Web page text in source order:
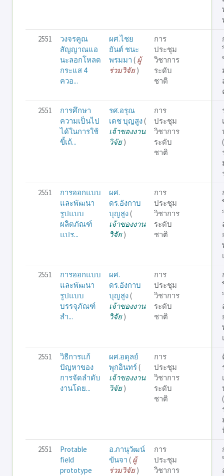
2551
วงจรคูณ
สัญญาณแอ
นะลอกโหลด
กระแส 4
ควอ...
ผศ.ไชย
ยันต์ ชนะ
พรมมา ( ผู้
ร่วมวิจัย)
การ
ประชุม
วิชาการ
ระดับ
ชาติ
2551
การศึกษา
ความเป็นไป
ได้ในการใช้
ขี้เถ้...
รศ.อรุณ
เดช บุญสูง(
เจ้าของงาน
วิจัย)
การ
ประชุม
วิชาการ
ระดับ
ชาติ
2551
การออกแบบ
และพัฒนา
รูปแบบ
ผลิตภัณฑ์
แปร...
ผศ.
ดร.อังกาบ
บุญสูง(
เจ้าของงาน
วิจัย)
การ
ประชุม
วิชาการ
ระดับ
ชาติ
2551
การออกแบบ
และพัฒนา
รูปแบบ
บรรจุภัณฑ์
สำ...
ผศ.
ดร.อังกาบ
บุญสูง(
เจ้าของงาน
วิจัย)
การ
ประชุม
วิชาการ
ระดับ
ชาติ
2551
วิธีการแก้
ปัญหาของ
การจัดลำดับ
งานโดย...
ผศ.อดุลย์
พุกอินทร์(
เจ้าของงาน
วิจัย)
การ
ประชุม
วิชาการ
ระดับ
ชาติ
2551
Protable
field
prototype
อ.ภานุวัฒน์
ขันจา ( ผู้
ร่วมวิจัย)
การ
ประชุม
วิชาการ